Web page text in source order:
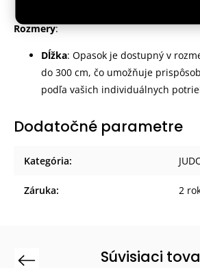
Rozmery:
Dĺžka: Opasok je dostupný v
do 300 cm, čo umožňuje
podľa vašich individuálnych
Dodatočné parametre
Kategória:
Záruka: 2
Súvisiaci
Previous